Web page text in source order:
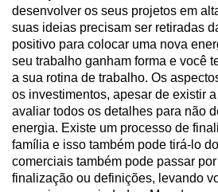
desenvolver os seus projetos em
suas ideias precisam ser retiradas
positivo para colocar uma nova
seu trabalho ganham forma e você
a sua rotina de trabalho. Os
os investimentos, apesar de existir
avaliar todos os detalhes para não
energia. Existe um processo de
família e isso também pode tirá-lo
comerciais também pode passar
finalização ou definições, levando